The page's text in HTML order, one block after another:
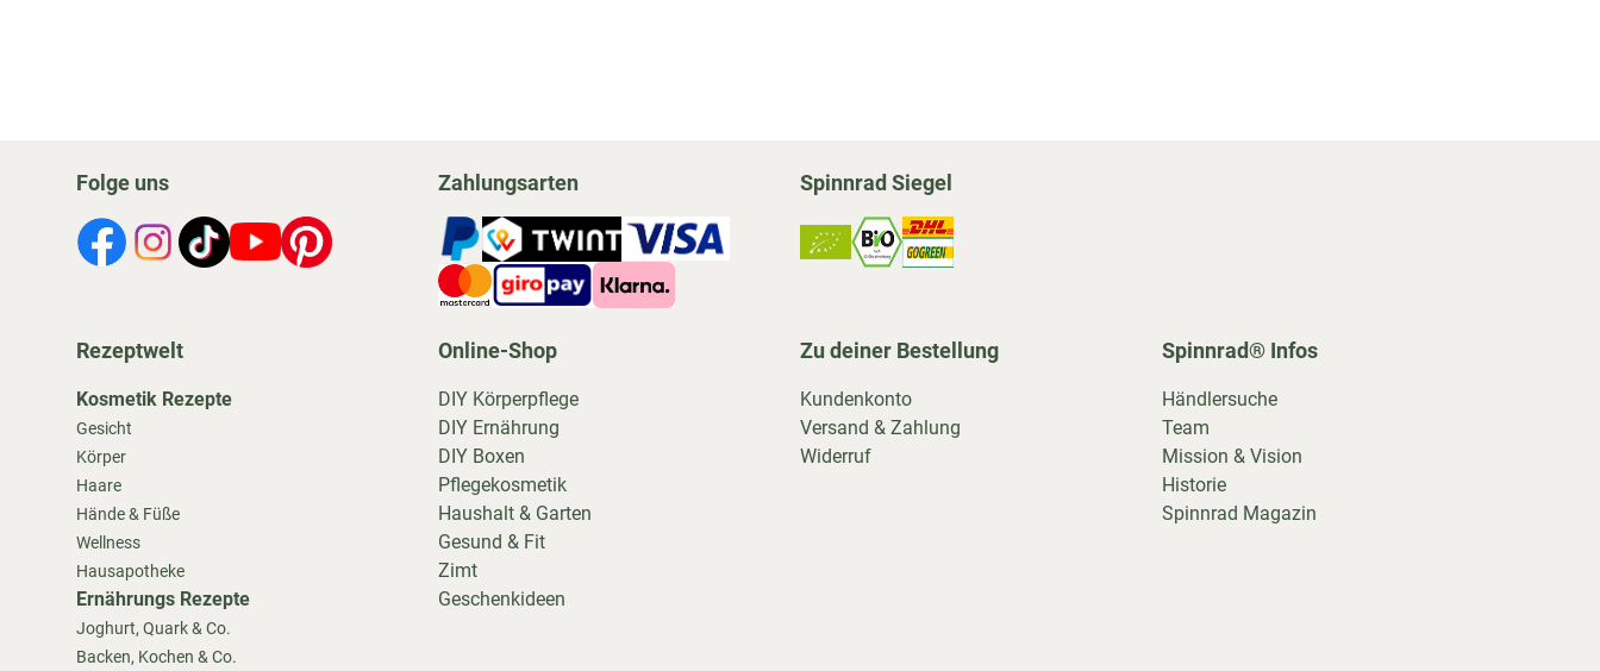
Folge uns Zahlungsarten Spinnrad Siegel
Rezeptwelt
Kosmetik Rezepte
Gesicht
Körper
Haare
Hände & Füße
Wellness
Hausapotheke
Ernährungs Rezepte
Joghurt, Quark & Co.
Backen, Kochen & Co.
Online-Shop
DIY Körperpflege
DIY Ernährung
DIY Boxen
Pflegekosmetik
Haushalt & Garten
Gesund & Fit
Zimt
Geschenkideen
Zu deiner Bestellung
Kundenkonto
Versand & Zahlung
Widerruf
Spinnrad® Infos
Händlersuche
Team
Mission & Vision
Historie
Spinnrad Magazin